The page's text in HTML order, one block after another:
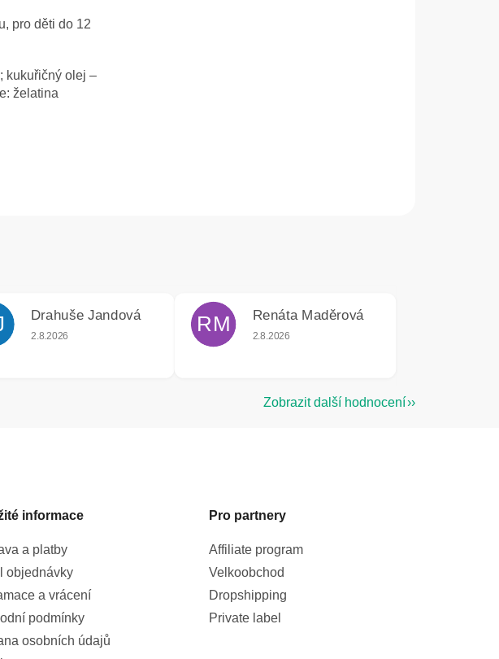
pro děti do 12
kukuřičný olej –
želatina
Drahuše Jandová
Hodnocení obchodu je 5 z 5 hvězdiček.
2.8.2026 RM Renáta Maděrová
Hodnocení obchodu je 5 z 5 hvězdiček.
2.8.2026
Zobrazit další hodnocení
informace
a platby
objednávky
a vrácení
podmínky
osobních údajů
Pro partnery
Affiliate program
Velkoobchod
Dropshipping
Private label